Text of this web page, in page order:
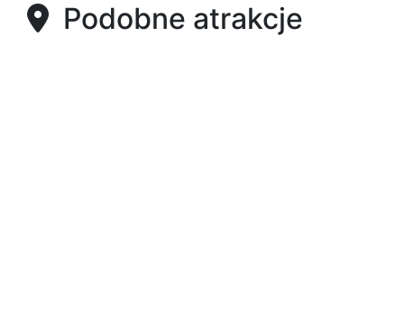
Podobne atrakcje